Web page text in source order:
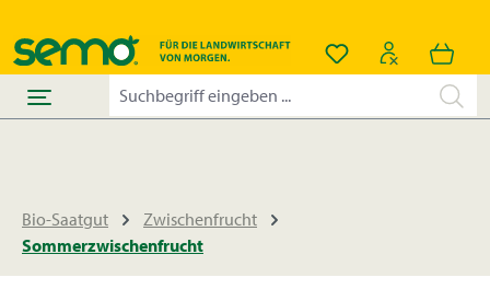
Du hast 0
Bio-Saatgut
Zwischenfrucht
Sommerzwischenfrucht